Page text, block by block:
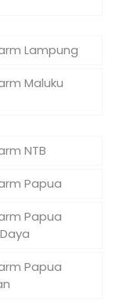
Lampung
Maluku
NTB
Papua
Papua
Papua